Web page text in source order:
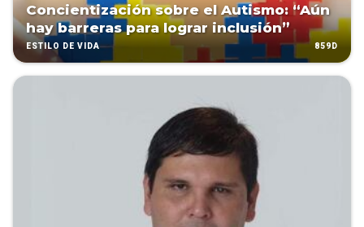
Concientización sobre el Autismo: “Aún
hay barreras para lograr inclusión”
ESTILO DE VIDA 859D